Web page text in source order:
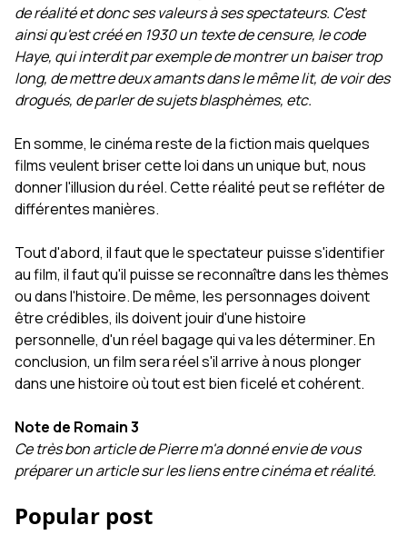
de réalité et donc ses valeurs à ses spectateurs. C'est
ainsi qu'est créé en 1930 un texte de censure, le code
Haye, qui interdit par exemple de montrer un baiser trop
long, de mettre deux amants dans le même lit, de voir des
drogués, de parler de sujets blasphèmes, etc.
En somme, le cinéma reste de la fiction mais quelques
films veulent briser cette loi dans un unique but, nous
donner l'illusion du réel. Cette réalité peut se refléter de
différentes manières.
Tout d'abord, il faut que le spectateur puisse s'identifier
au film, il faut qu'il puisse se reconnaître dans les thèmes
ou dans l'histoire. De même, les personnages doivent
être crédibles, ils doivent jouir d'une histoire
personnelle, d'un réel bagage qui va les déterminer. En
conclusion, un film sera réel s'il arrive à nous plonger
dans une histoire où tout est bien ficelé et cohérent.
Note de Romain 3
Ce très bon article de Pierre m'a donné envie de vous
préparer un article sur les liens entre cinéma et réalité.
Popular post